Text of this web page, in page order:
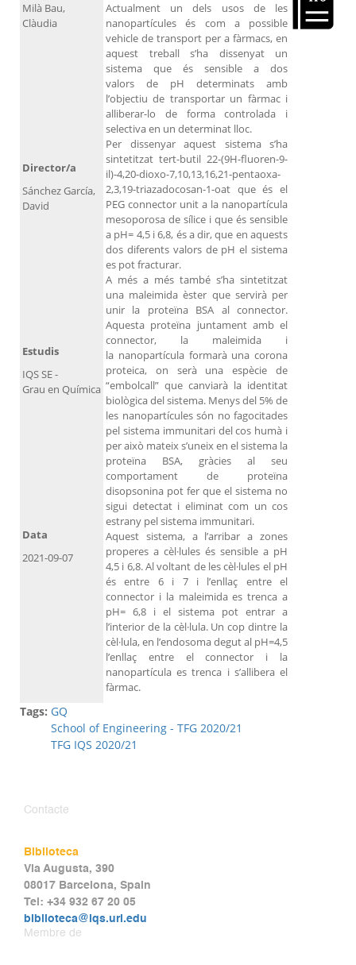
Milà Bau,
Clàudia
Actualment un dels usos de les
nanopartícules és com a possible
vehicle de transport per a fàrmacs, en
aquest treball s’ha dissenyat un
sistema que és sensible a dos
valors de pH determinats amb
l’objectiu de transportar un fàrmac i
alliberar-lo de forma controlada i
selectiva en un determinat lloc.
Per dissenyar aquest sistema s’ha
sintetitzat tert-butil 22-(9H-fluoren-9-
il)-4,20-dioxo-7,10,13,16,21-pentaoxa-
2,3,19-triazadocosan-1-oat que és el
PEG connector unit a la nanopartícula
mesoporosa de sílice i que és sensible
a pH= 4,5 i 6,8, és a dir, que en aquests
dos diferents valors de pH el sistema
es pot fracturar.
A més a més també s’ha sintetitzat
una maleimida èster que servirà per
unir la proteïna BSA al connector.
Aquesta proteïna juntament amb el
connector, la maleimida i
la nanopartícula formarà una corona
proteica, on serà una espècie de
“embolcall” que canviarà la identitat
biològica del sistema. Menys del 5% de
les nanopartícules són no fagocitades
pel sistema immunitari del cos humà i
per això mateix s’uneix en el sistema la
proteïna BSA, gràcies al seu
comportament de proteïna
disopsonina pot fer que el sistema no
sigui detectat i eliminat com un cos
estrany pel sistema immunitari.
Aquest sistema, a l’arribar a zones
properes a cèl·lules és sensible a pH
4,5 i 6,8. Al voltant de les cèl·lules el pH
és entre 6 i 7 i l’enllaç entre el
connector i la maleimida es trenca a
pH= 6,8 i el sistema pot entrar a
l’interior de la cèl·lula. Un cop dintre la
cèl·lula, en l’endosoma degut al pH=4,5
l’enllaç entre el connector i la
nanopartícula es trenca i s’allibera el
fàrmac.
Director/a
Sánchez García,
David
Estudis
IQS SE -
Grau en Química
Data
2021-09-07
Tags: GQ
School of Engineering - TFG 2020/21
TFG IQS 2020/21
Contacte
Biblioteca
Via Augusta, 390
08017 Barcelona, Spain
Tel: +34 932 67 20 05
biblioteca@iqs.url.edu
Membre de